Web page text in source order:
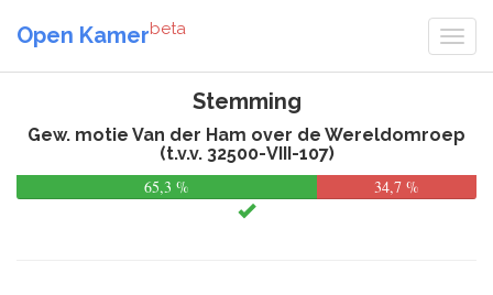
Open Kamerbeta
Stemming
Gew. motie Van der Ham over de Wereldomroep
(t.v.v. 32500-VIII-107)
65,3 %
34,7 %